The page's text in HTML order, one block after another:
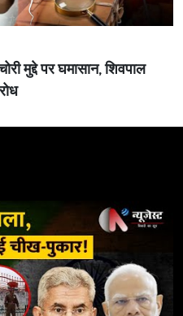
मुद्दे पर घमासान, शिवपाल